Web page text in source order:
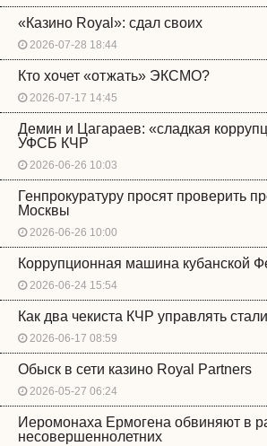
«Казино Royal»: сдал своих
2026-07-28 18:44
Кто хочет «отжать» ЭКСМО?
2026-07-17 14:45
Демин и Цагараев: «сладкая
УФСБ КЧР
2026-06-26 10:03
Генпрокуратуру просят проверить
Москвы
2026-06-26 10:00
Коррупционная машина кубанской
2026-06-24 15:54
Как два чекиста КЧР управлять стали
2026-06-17 08:59
Обыск в сети казино Royal Partners
2026-05-27 06:24
Иеромонаха Ермогена обвиняют в
несовершеннолетних